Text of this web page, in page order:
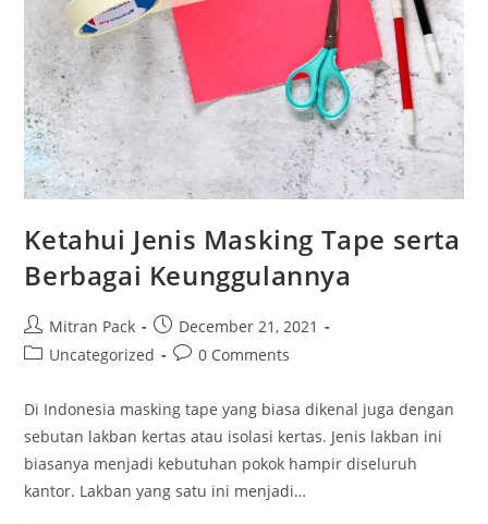
Ketahui Jenis Masking Tape serta
Berbagai Keunggulannya
Mitran Pack
December 21, 2021
Uncategorized
0 Comments
Di Indonesia masking tape yang biasa dikenal juga dengan
sebutan lakban kertas atau isolasi kertas. Jenis lakban ini
biasanya menjadi kebutuhan pokok hampir diseluruh
kantor. Lakban yang satu ini menjadi…